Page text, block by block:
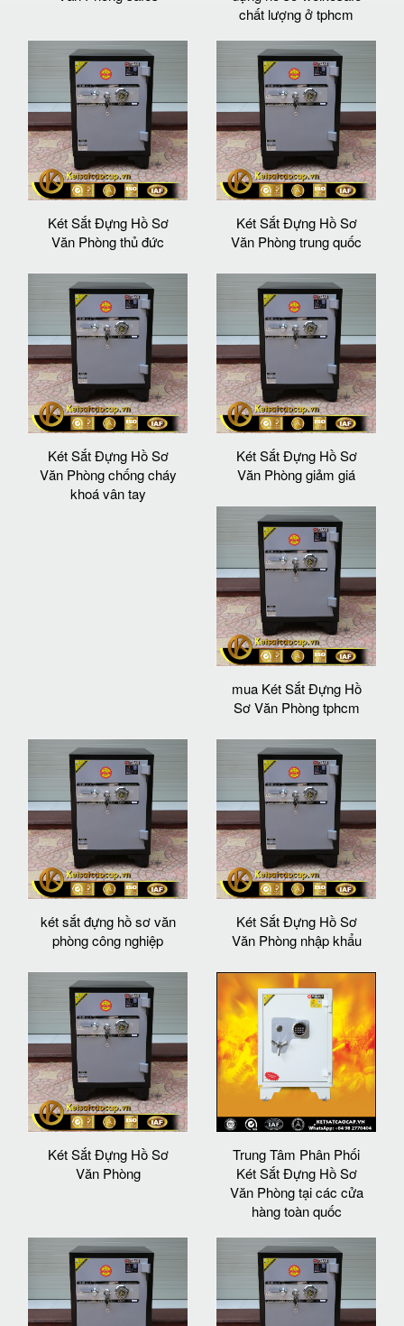
chất lượng ở tphcm
Két Sắt Đựng Hồ Sơ
Văn Phòng thủ đức
Két Sắt Đựng Hồ Sơ
Văn Phòng trung quốc
Két Sắt Đựng Hồ Sơ
Văn Phòng chống cháy
khoá vân tay
Két Sắt Đựng Hồ Sơ
Văn Phòng giảm giá
mua Két Sắt Đựng Hồ
Sơ Văn Phòng tphcm
két sắt đựng hồ sơ văn
phòng công nghiệp
Két Sắt Đựng Hồ Sơ
Văn Phòng nhập khẩu
Két Sắt Đựng Hồ Sơ
Văn Phòng
Trung Tâm Phân Phối
Két Sắt Đựng Hồ Sơ
Văn Phòng tại các cửa
hàng toàn quốc